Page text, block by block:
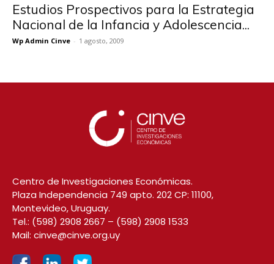
Estudios Prospectivos para la Estrategia
Nacional de la Infancia y Adolescencia...
Wp Admin Cinve - 1 agosto, 2009
Centro de Investigaciones Económicas.
Plaza Independencia 749 apto. 202 CP: 11100,
Montevideo, Uruguay.
Tel.: (598) 2908 2667 – (598) 2908 1533
Mail: cinve@cinve.org.uy